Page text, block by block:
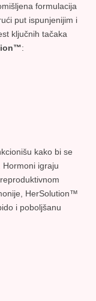
formulacija
put ispunjenijim i
ključnih tačaka
:
kako bi se
. Hormoni igraju
HerSolution™
i poboljšanu